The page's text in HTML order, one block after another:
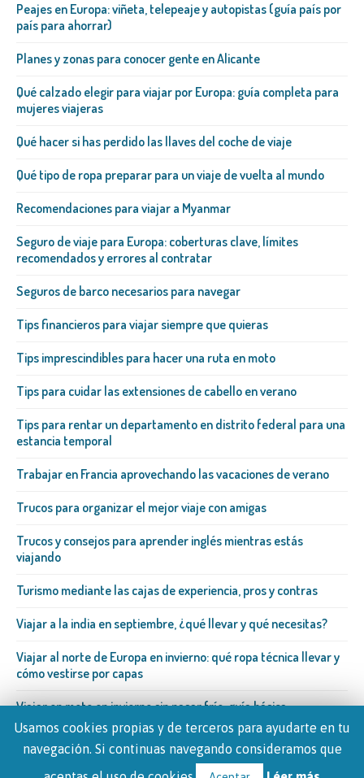
Peajes en Europa: viñeta, telepeaje y autopistas (guía país por
país para ahorrar)
Planes y zonas para conocer gente en Alicante
Qué calzado elegir para viajar por Europa: guía completa para
mujeres viajeras
Qué hacer si has perdido las llaves del coche de viaje
Qué tipo de ropa preparar para un viaje de vuelta al mundo
Recomendaciones para viajar a Myanmar
Seguro de viaje para Europa: coberturas clave, límites
recomendados y errores al contratar
Seguros de barco necesarios para navegar
Tips financieros para viajar siempre que quieras
Tips imprescindibles para hacer una ruta en moto
Tips para cuidar las extensiones de cabello en verano
Tips para rentar un departamento en distrito federal para una
estancia temporal
Trabajar en Francia aprovechando las vacaciones de verano
Trucos para organizar el mejor viaje con amigas
Trucos y consejos para aprender inglés mientras estás
viajando
Turismo mediante las cajas de experiencia, pros y contras
Viajar a la india en septiembre, ¿qué llevar y qué necesitas?
Viajar al norte de Europa en invierno: qué ropa técnica llevar y
cómo vestirse por capas
Viajar en moto en invierno sin pasar frío: guía básica
Usamos cookies propias y de terceros para ayudarte en tu
navegación. Si continuas navegando consideramos que